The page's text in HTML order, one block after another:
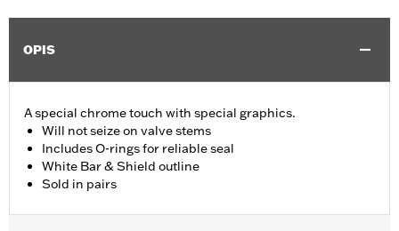
OPIS
A special chrome touch with special graphics.
Will not seize on valve stems
Includes O-rings for reliable seal
White Bar & Shield outline
Sold in pairs